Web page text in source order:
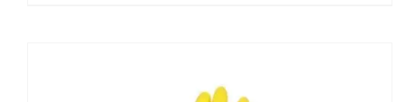
variantes.